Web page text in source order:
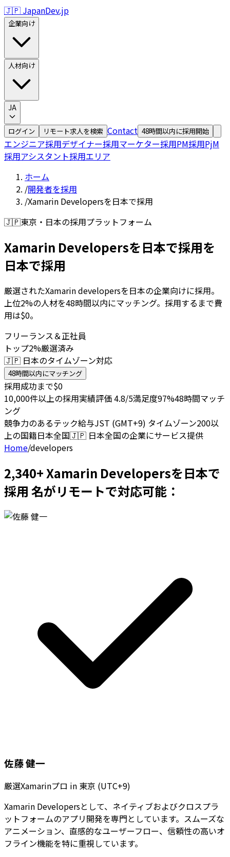
🇯🇵 JapanDev.jp
企業向け
人材向け
JA
ログイン リモート求人を検索 Contact 48時間以内に採用開始
エンジニア採用デザイナー採用マーケター採用PM採用PjM
採用アシスタント採用エリア
ホーム
/開発者を採用
/Xamarin Developersを日本で採用
🇯🇵東京・日本の採用プラットフォーム
Xamarin Developersを日本で採用を
日本で採用
厳選されたXamarin developersを日本の企業向けに採用。
上位2%の人材を48時間以内にマッチング。採用するまで費
用は$0。
フリーランス＆正社員
トップ2%厳選済み
🇯🇵 日本のタイムゾーン対応
48時間以内にマッチング
採用成功まで$0
10,000件以上の採用実績評価 4.8/5満足度97%48時間マッチ
ング
競争力のあるテック給与JST (GMT+9) タイムゾーン200以
上の国籍日本全国🇯🇵 日本全国の企業にサービス提供
Home/developers
2,340+ Xamarin Developersを日本で
採用 名がリモートで対応可能：
佐藤 健一
厳選Xamarinプロ in 東京 (UTC+9)
Xamarin Developersとして、ネイティブおよびクロスプラ
ットフォームのアプリ開発を専門としています。スムーズな
アニメーション、直感的なユーザーフロー、信頼性の高いオ
フライン機能を特に重視しています。